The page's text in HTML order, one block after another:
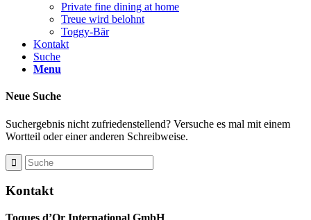
Private fine dining at home
Treue wird belohnt
Toggy-Bär
Kontakt
Suche
Menu
Neue Suche
Suchergebnis nicht zufriedenstellend? Versuche es mal mit einem
Wortteil oder einer anderen Schreibweise.
Kontakt
Toques d’Or International GmbH